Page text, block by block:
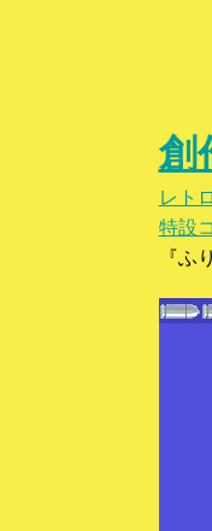
創
レト
特設
『ふ